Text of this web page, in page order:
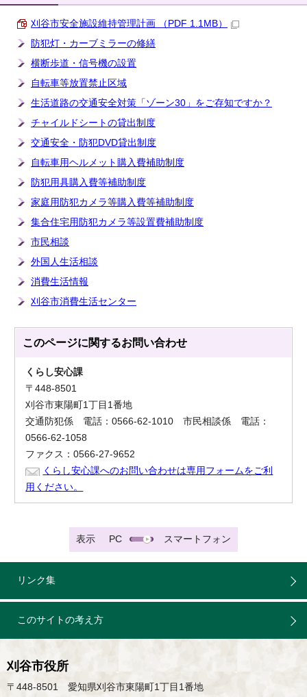
刈谷市安全施設維持管理計画 （PDF 1.1MB）
防犯灯・カーブミラーの修繕
横断歩道・信号機の設置
自転車等放置禁止区域
生活道路の交通安全対策「ゾーン30」をご存知ですか？
チャイルドシートの貸出制度
交通安全・防犯DVD貸出制度
自転車用ヘルメット購入費補助制度
防犯用具購入費等補助制度
家庭用防犯カメラ等購入費等補助制度
集合住宅用防犯カメラ等設置費補助制度
市民相談
外国人生活相談
消費生活情報
刈谷市消費生活センター
このページに関するお問い合わせ
くらし安心課
〒448-8501
刈谷市東陽町1丁目1番地
交通防犯係 電話：0566-62-1010 市民相談係 電話：
0566-62-1058
ファクス：0566-27-9652
くらし安心課へのお問い合わせは専用フォームをご利
用ください。
表示 PC スマートフォン
リンク集
このサイトの考え方
刈谷市役所
〒448-8501 愛知県刈谷市東陽町1丁目1番地